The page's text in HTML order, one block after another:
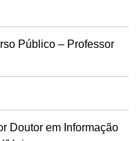
Público – Professor
Doutor em Informação